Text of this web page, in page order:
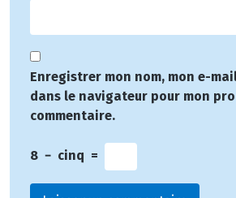
Enregistrer mon nom, mon e-
dans le navigateur pour mon
commentaire.
8 − cinq =